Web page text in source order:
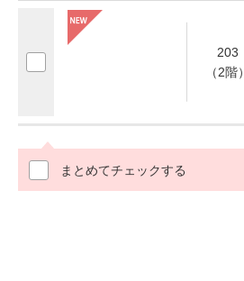
203
（2階）
まとめてチェックする